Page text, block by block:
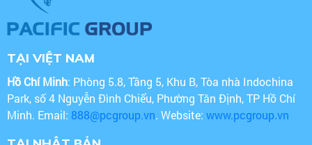
TẠI VIỆT NAM
Hồ Chí Minh: Phòng 5.8, Tầng 5, Khu B, Tòa nhà Indochina
Park, số 4 Nguyễn Đình Chiểu, Phường Tân Định, TP Hồ Chí
Minh. Email: 888@pcgroup.vn. Website: www.pcgroup.vn